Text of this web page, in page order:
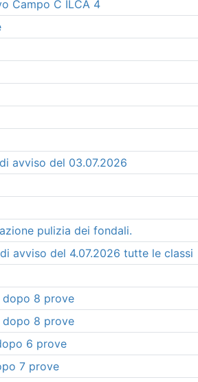
Campo C ILCA 4
avviso del 03.07.2026
pulizia dei fondali.
avviso del 4.07.2026 tutte le classi
dopo 8 prove
dopo 8 prove
6 prove
7 prove